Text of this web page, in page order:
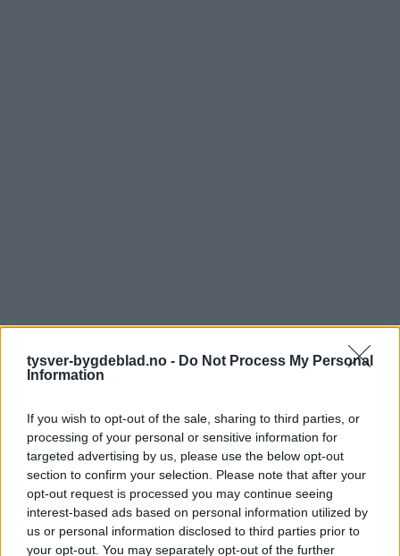
tysver-bygdeblad.no - Do Not Process My Personal
Information
If you wish to opt-out of the sale, sharing to third parties, or
processing of your personal or sensitive information for
targeted advertising by us, please use the below opt-out
section to confirm your selection. Please note that after your
opt-out request is processed you may continue seeing
interest-based ads based on personal information utilized by
us or personal information disclosed to third parties prior to
your opt-out. You may separately opt-out of the further